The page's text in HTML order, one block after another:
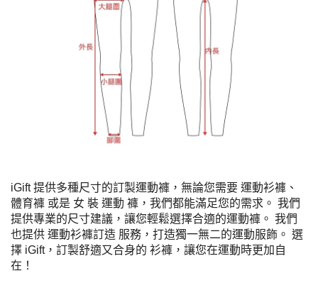
iGift 提供多種尺寸的訂製運動褲，無論您需要 運動衫褲、
體育褲 或是 女 裝 運動 褲，我們都能滿足您的需求。 我們
提供專業的尺寸建議，讓您輕鬆選擇合適的運動褲。 我們
也提供 運動衫褲訂造 服務，打造獨一無二的運動服飾。 選
擇 iGift，訂製舒適又合身的 衫褲，讓您在運動時更加自
在！